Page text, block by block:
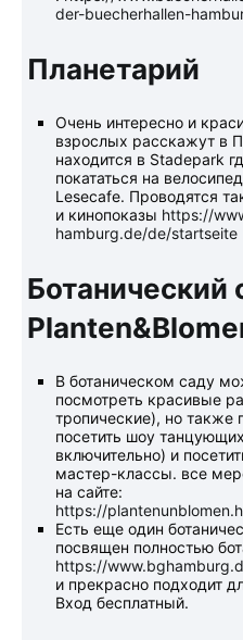
der-buecherhallen-
Планетарий
Очень интересно и
взрослых расскажут в
находится в Stadеpark
покататься на
Lesecafe. Проводятся
и кинопоказы https://
hamburg.de/de/startseitе
Ботанический
В ботаническом саду
посмотреть красивые
тропические), но также
посетить шоу
включительно) и
мастер-классы. все
на сайте:
https://
Есть еще один
посвящен полностью
https://
и прекрасно подходит
Вход бесплатный.